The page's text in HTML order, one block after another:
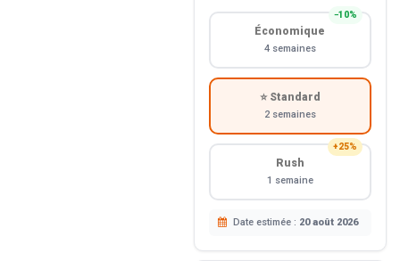
−10%
Économique
4 semaines
⭐ Standard
2 semaines
+25%
Rush
1 semaine
Date estimée : 20 août 2026